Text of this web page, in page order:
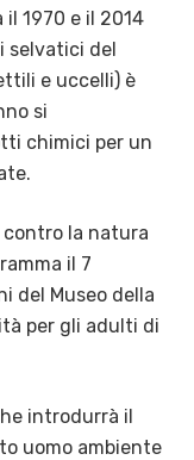
1970 e il 2014
selvatici del
e uccelli) è
si
chimici per un
contro la natura
il 7
del Museo della
per gli adulti di
introdurrà il
uomo ambiente